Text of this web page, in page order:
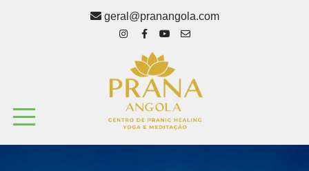
geral@pranangola.com